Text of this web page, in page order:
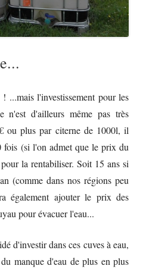
...mais l'investissement pour les
d'ailleurs même pas très
ou plus par citerne de 1000l, il
(si l'on admet que le prix du
la rentabiliser. Soit 15 ans si
(comme dans nos régions peu
également ajouter le prix des
pour évacuer l'eau...
d'investir dans ces cuves à eau,
manque d'eau de plus en plus